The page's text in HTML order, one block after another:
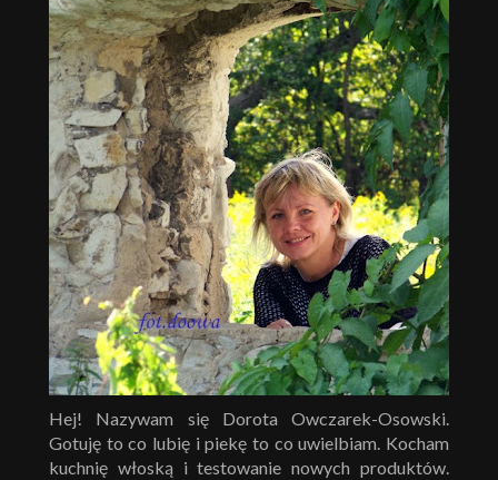
Hej! Nazywam się Dorota Owczarek-Osowski.
Gotuję to co lubię i piekę to co uwielbiam. Kocham
kuchnię włoską i testowanie nowych produktów.